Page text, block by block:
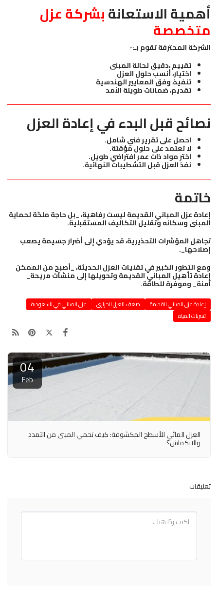
أهمية الاستعانةبشركة عزل
متخصصة
الشركة المحترفة تقوم بـ:-
تقييم ،دقيق لحالة المبنى
اختيار، أنسب حلول العزل
تنفيذ، وفق المعايير الهندسية
تقديم، ضمانات طويلة الأمد
نصائح قبل البدء في إعادة العزل
احصل على تقرير فني شامل.
لا تعتمد على حلول مؤقتة.
اختر مواد ذات عمر افتراضي طويل.
نفذ العزل قبل التشطيبات النهائية.
خاتمة
إعادة عزل المباني القديمة ليست رفاهية، _بل حاجة ملحّة لحماية
المبنى وسكانه وتقليل التكاليف المستقبلية.
تجاهل المؤشرات التحذيرية، قد يؤدي إلى أضرار جسيمة يصعب
إصلاحها_.
ومع التطور الكبير في تقنيات العزل الحديثة، _أصبح من الممكن
إعادة تأهيل المباني القديمة وتحويلها إلى منشآت مريحة_
آمنة_ وموفرة للطاقة.
إعادة عزل المباني القديمة ضعف العزل الحراري
عزل المباني في السعودية
تسربات المياه
04
Feb
العزل المائي للأسطح المكشوفة: كيف تحمي المبنى من التمدد
والانكماش؟
تعليقات